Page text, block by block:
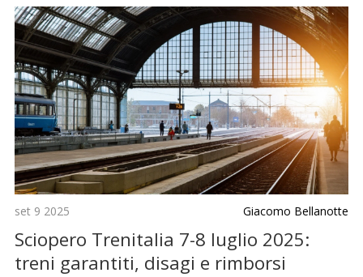
set 9 2025 Giacomo Bellanotte
Sciopero Trenitalia 7-8 luglio 2025:
treni garantiti, disagi e rimborsi